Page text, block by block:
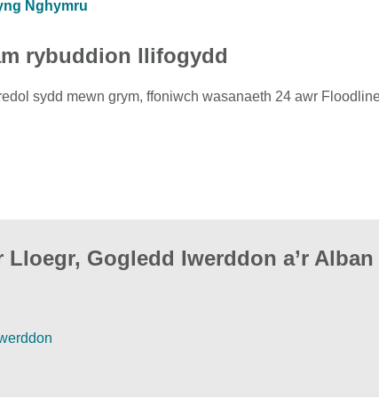
Nghymru
rybuddion llifogydd
sydd mewn grym, ffoniwch wasanaeth 24 awr
Gogledd Iwerddon a’r Alban